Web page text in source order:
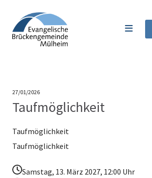
27/01/2026
Taufmöglichkeit
Taufmöglichkeit
Taufmöglichkeit
Samstag, 13. März 2027, 12:00 Uhr